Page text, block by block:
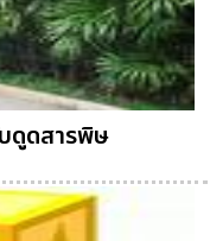
ดูดสารพิษ